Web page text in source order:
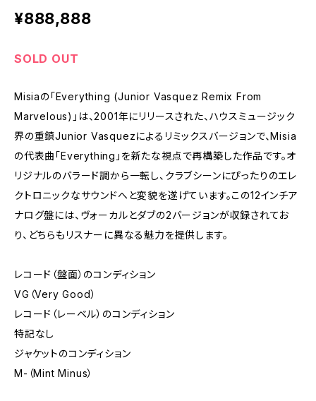
¥888,888
SOLD OUT
Misiaの「Everything (Junior Vasquez Remix From
Marvelous)」は、2001年にリリースされた、ハウスミュージック
界の重鎮Junior Vasquezによるリミックスバージョンで、Misia
の代表曲「Everything」を新たな視点で再構築した作品です。オ
リジナルのバラード調から一転し、クラブシーンにぴったりのエレ
クトロニックなサウンドへと変貌を遂げています。この12インチア
ナログ盤には、ヴォーカルとダブの2バージョンが収録されてお
り、どちらもリスナーに異なる魅力を提供します。
レコード（盤面）のコンディション
VG（Very Good）
レコード（レーベル）のコンディション
特記なし
ジャケットのコンディション
M-（Mint Minus）